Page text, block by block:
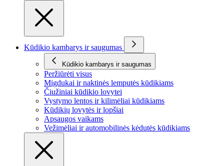
Kūdikio kambarys ir saugumas
Kūdikio kambarys ir saugumas
Peržiūrėti visus
Migdukai ir naktinės lemputės kūdikiams
Čiužiniai kūdikio lovytei
Vystymo lentos ir kilimėliai kūdikiams
Kūdikių lovytės ir lopšiai
Apsaugos vaikams
Vežimėliai ir automobilinės kėdutės kūdikiams